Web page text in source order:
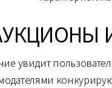
увидит